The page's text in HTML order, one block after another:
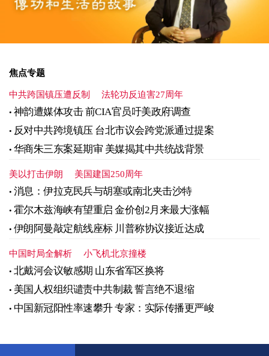
焦点专题
中共跨国镇压遭反制 法轮功反迫害27周年
神韵遭媒体攻击 前CIA官员吁美政府调查
反对中共跨境镇压 台北市议会跨党派通过提案
华商朱三东案延期审 美媒揭其中共统战背景
美以打击伊朗 美国建国250周年
消息：伊拉克民兵与胡塞或南北夹击沙特
霍尔木兹海峡有望重启 金价创2月来最大涨幅
伊朗阿曼敲定航线座标 川普称协议接近达成
中国时局全解析 小飞机北京撞楼
北戴河会议敏感期 山东省军区换将
美国人权组织谴责中共制裁 誓言绝不退缩
中国新冠阳性率速攀升 专家：实际传播更严峻